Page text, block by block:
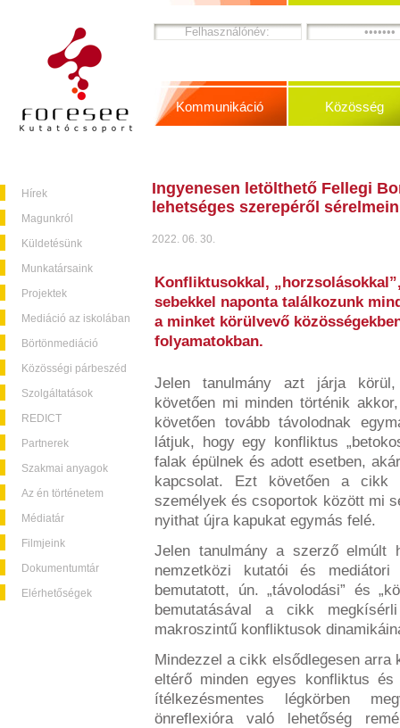
Hírek
Magunkról
Küldetésünk
Munkatársaink
Projektek
Mediáció az iskolában
Börtönmediáció
Közösségi párbeszéd
Szolgáltatások
REDICT
Partnerek
Szakmai anyagok
Az én történetem
Médiatár
Filmjeink
Dokumentumtár
Elérhetőségek
Kommunikáció Közösség
Ingyenesen letölthető Fellegi
lehetséges szerepéről
2022. 06. 30.
Konfliktusokkal,
sebekkel naponta találkozunk
a minket körülvevő
folyamatokban.
Jelen tanulmány azt járja
követően mi minden történik
követően tovább távolodnak
látjuk, hogy egy konfliktus
falak épülnek és adott esetben,
kapcsolat. Ezt követően a cikk
személyek és csoportok között mi
nyithat újra kapukat egymás felé.
Jelen tanulmány a szerző elmúlt
nemzetközi kutatói és
bemutatott, ún. „távolodási” és
bemutatásával a cikk
makroszintű konfliktusok
Mindezzel a cikk elsődlegesen
eltérő minden egyes konfliktus
ítélkezésmentes légkörben
önreflexióra való lehetőség